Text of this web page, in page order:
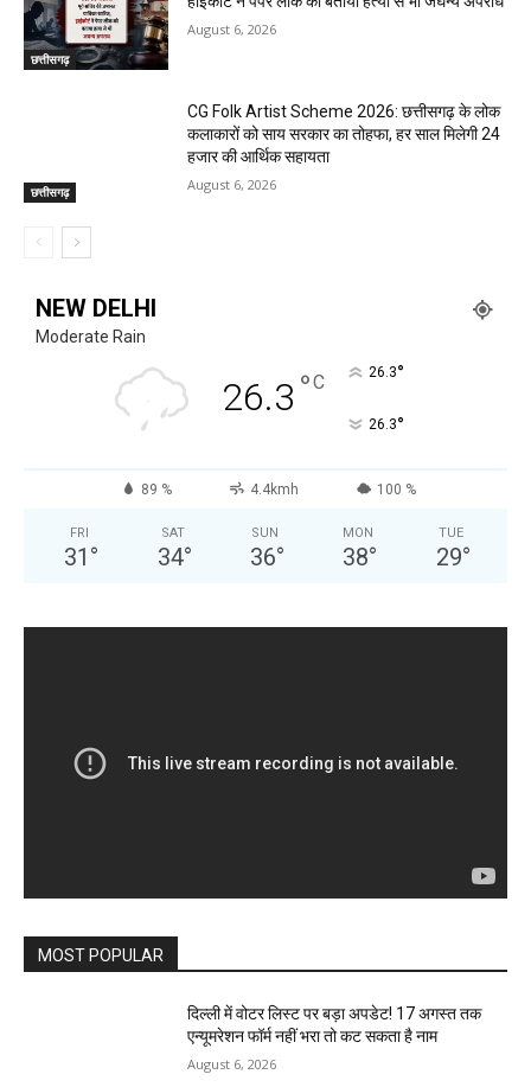
छत्तीसगढ़
August 6, 2026
छत्तीसगढ़
CG Folk Artist Scheme 2026: छत्तीसगढ़ के लोक
कलाकारों को साय सरकार का तोहफा, हर साल मिलेगी 24
हजार की आर्थिक सहायता
August 6, 2026
NEW DELHI
Moderate Rain
26.3 °C 26.3°
26.3°
89 % 4.4kmh 100 %
FRI
31 °
SAT
34°
SUN
36°
MON
38°
TUE
29°
MOST POPULAR
दिल्ली में वोटर लिस्ट पर बड़ा अपडेट! 17 अगस्त तक
एन्यूमरेशन फॉर्म नहीं भरा तो कट सकता है नाम
August 6, 2026